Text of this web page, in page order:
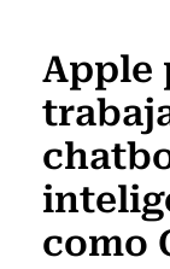
Apple
como